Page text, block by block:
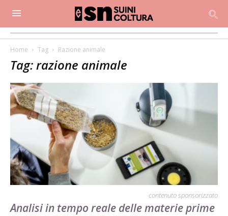
Home Tag Razione animale
Tag: razione animale
contenuto sponsorizzato
Analisi in tempo reale delle materie prime